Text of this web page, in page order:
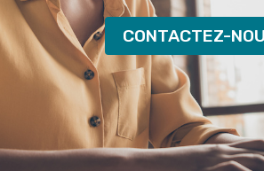
CONTACTEZ-